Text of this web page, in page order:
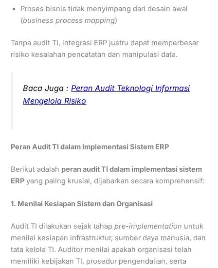
Proses bisnis tidak menyimpang dari desain awal
(business process mapping)
Tanpa audit TI, integrasi ERP justru dapat memperbesar
risiko kesalahan pencatatan dan manipulasi data.
Baca Juga :Peran Audit Teknologi Informasi
Mengelola Risiko
Peran Audit TI dalam Implementasi Sistem ERP
Berikut adalah peran audit TI dalam implementasi sistem
ERP yang paling krusial, dijabarkan secara komprehensif:
1. Menilai Kesiapan Sistem dan Organisasi
Audit TI dilakukan sejak tahappre-implementation untuk
menilai kesiapan infrastruktur, sumber daya manusia, dan
tata kelola TI. Auditor menilai apakah organisasi telah
memiliki kebijakan TI, prosedur pengendalian, serta